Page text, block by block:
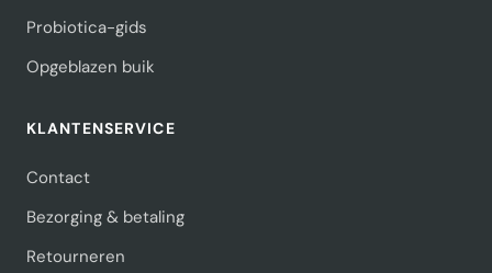
Probiotica-gids
Opgeblazen buik
KLANTENSERVICE
Contact
Bezorging & betaling
Retourneren